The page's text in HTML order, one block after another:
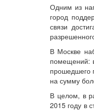
Одним из
город
связи
В Москве
помещений:
прошедшего
на сумму
В целом, в
2015 году в